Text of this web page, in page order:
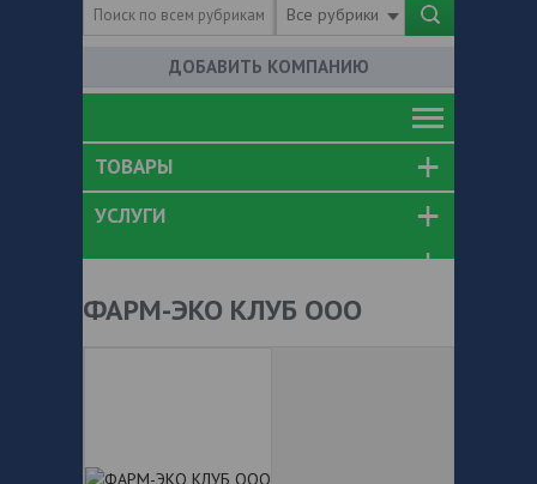
Все рубрики
ДОБАВИТЬ КОМПАНИЮ
ТОВАРЫ
УСЛУГИ
ФАРМ-ЭКО КЛУБ ООО